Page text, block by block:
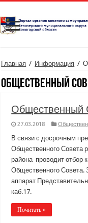
Главная / Информация /
Общественный
Общественный
27.03.2018
В связи с досрочным
Общественного Совета
района проводит отбор
Общественного Совета.
аппарат
каб.17.
Почитать »